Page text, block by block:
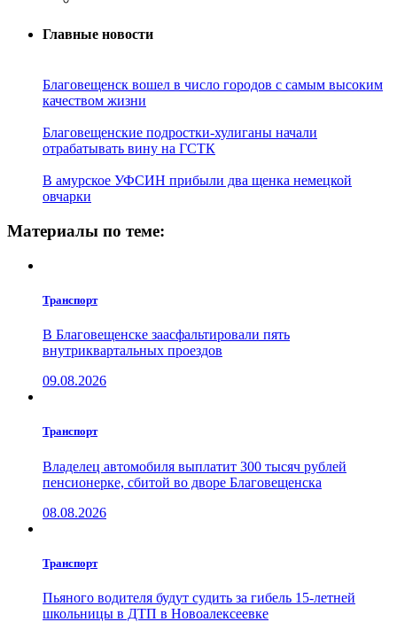
Главные новости
Благовещенск вошел в число городов с самым высоким
качеством жизни
Благовещенские подростки-хулиганы начали
отрабатывать вину на ГСТК
В амурское УФСИН прибыли два щенка немецкой
овчарки
Материалы по теме:
Транспорт
В Благовещенске заасфальтировали пять
внутриквартальных проездов
09.08.2026
Транспорт
Владелец автомобиля выплатит 300 тысяч рублей
пенсионерке, сбитой во дворе Благовещенска
08.08.2026
Транспорт
Пьяного водителя будут судить за гибель 15-летней
школьницы в ДТП в Новоалексеевке